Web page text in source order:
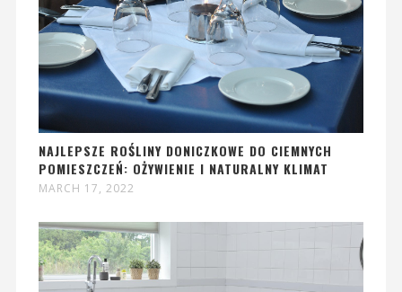
NAJLEPSZE ROŚLINY DONICZKOWE DO CIEMNYCH
POMIESZCZEŃ: OŻYWIENIE I NATURALNY KLIMAT
MARCH 17, 2022